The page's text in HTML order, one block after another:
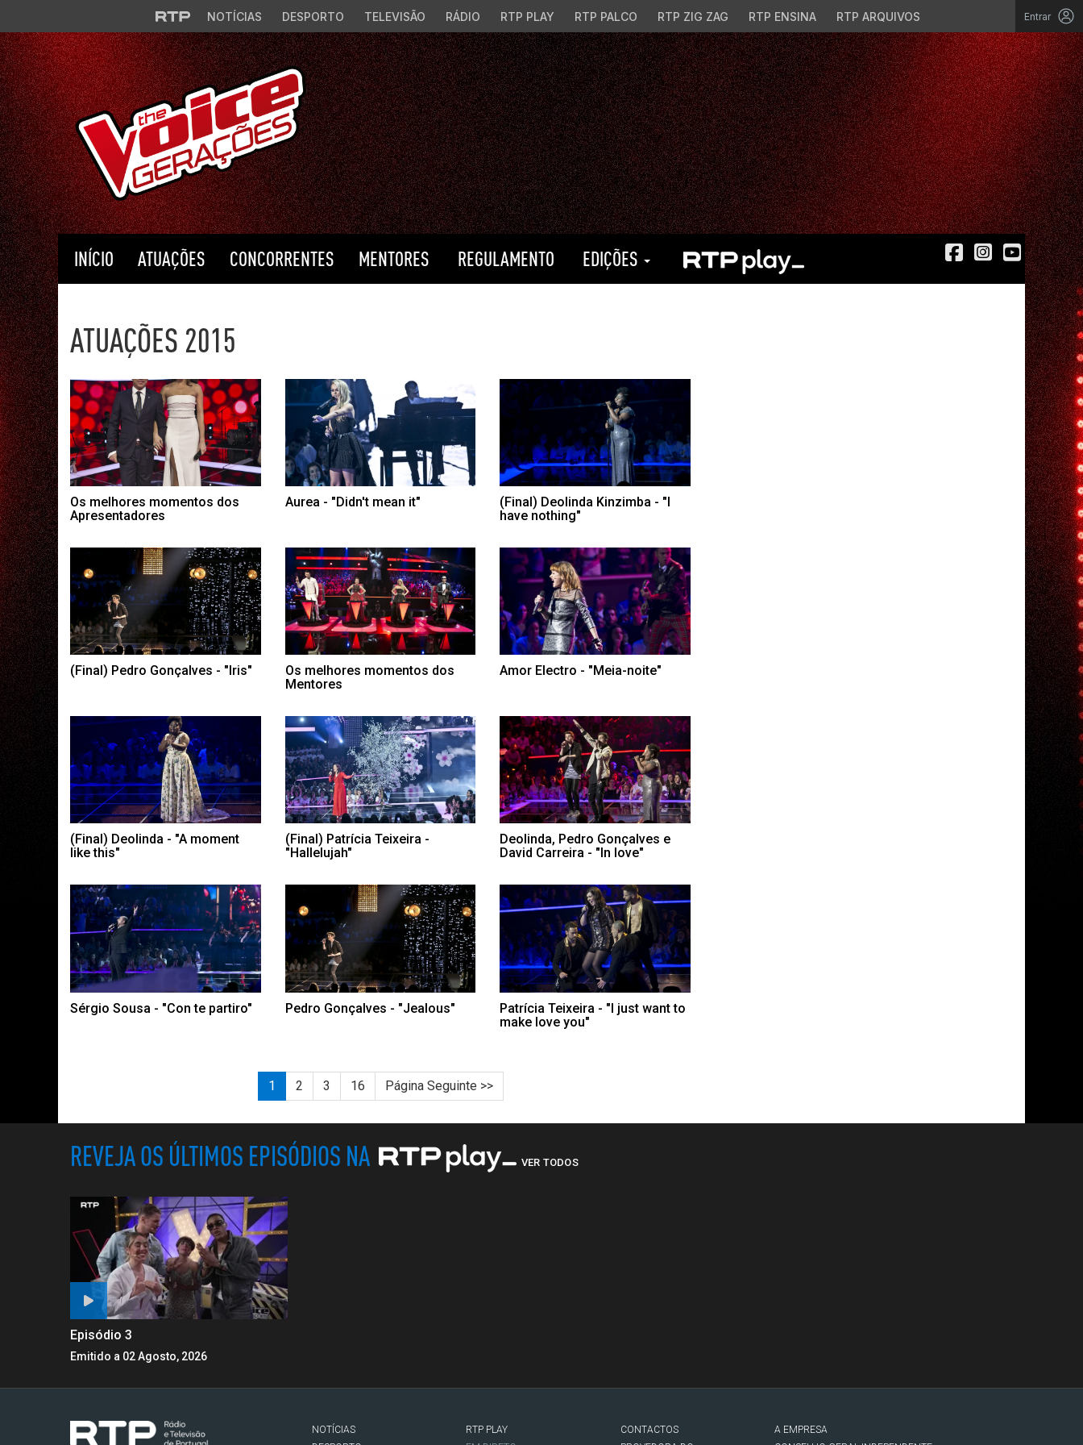
Saltar para o conteúdo principal
NOTÍCIAS DESPORTO TELEVISÃO RÁDIO RTP PLAY RTP PALCO RTP ZIG ZAG RTP ENSINA RTP ARQUIVOS Entrar
INÍCIO ATUAÇÕES CONCORRENTES MENTORES REGULAMENTO EDIÇÕES
The Voice Portugal
ATUAÇÕES 2015
Os melhores momentos dos
Apresentadores
Aurea - "Didn't mean it"
(Final) Deolinda Kinzimba - "I
have nothing"
(Final) Pedro Gonçalves - "Iris"
Os melhores momentos dos
Mentores
Amor Electro - "Meia-noite"
(Final) Deolinda - "A moment
like this"
(Final) Patrícia Teixeira -
"Hallelujah"
Deolinda, Pedro Gonçalves e
David Carreira - "In love"
Sérgio Sousa - "Con te partiro" Pedro Gonçalves - "Jealous"
Patrícia Teixeira - "I just want to
make love you"
1 2 3 16 Página Seguinte >>
REVEJA OS ÚLTIMOS EPISÓDIOS NA VER TODOS
Episódio 3
Emitido a 02 Agosto, 2026
NOTÍCIAS
RTP PLAY
CONTACTOS
A EMPRESA